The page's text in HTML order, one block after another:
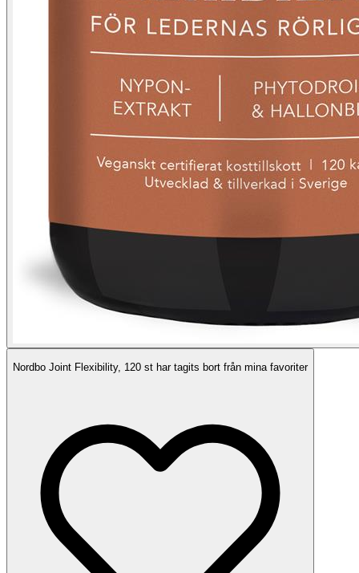
Nordbo Joint Flexibility, 120 st har tagits bort från mina favoriter